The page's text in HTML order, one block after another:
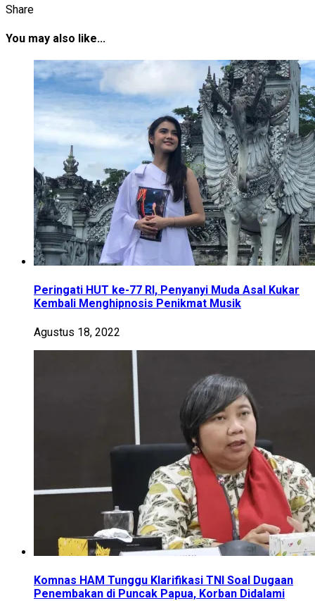
Share
You may also like...
Peringati HUT ke-77 RI, Penyanyi Muda Asal Kukar
Kembali Menghipnosis Penikmat Musik
Agustus 18, 2022
Komnas HAM Tunggu Klarifikasi TNI Soal Dugaan
Penembakan di Puncak Papua, Korban Didalami